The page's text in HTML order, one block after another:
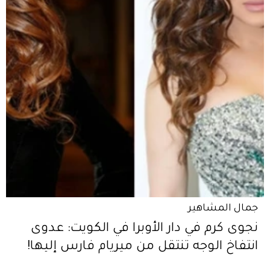
جمال المشاهير
نجوى كرم في دار الأوبرا في الكويت: عدوى
انتفاخ الوجه تنتقل من ميريام فارس إليها!